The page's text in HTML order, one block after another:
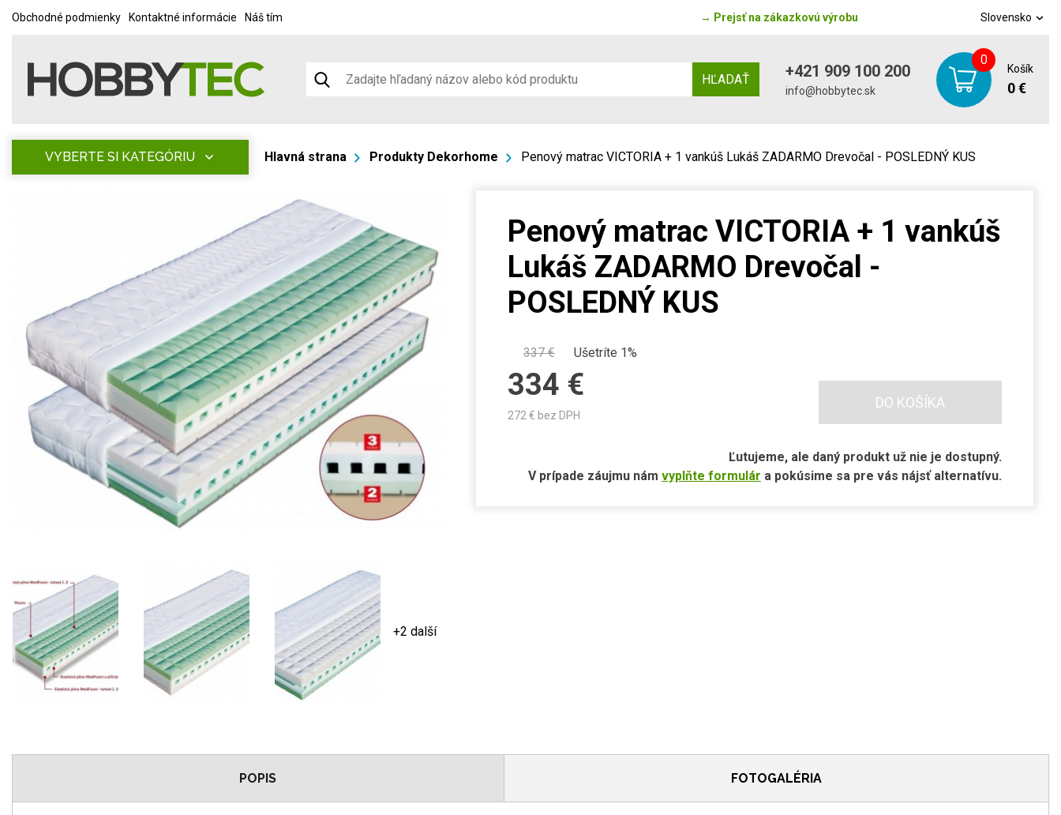
Obchodné podmienky Kontaktné informácie Náš tím → Prejsť na zákazkovú výrobu Slovensko
HĽADAŤ +421 909 100 200
info@hobbytec.sk
0
Košík
0 €
VYBERTE SI KATEGÓRIU Hlavná strana Produkty Dekorhome Penový matrac VICTORIA + 1 vankúš Lukáš ZADARMO Drevočal - POSLEDNÝ KUS
+2 další
Penový matrac VICTORIA + 1 vankúš
Lukáš ZADARMO Drevočal -
POSLEDNÝ KUS
337€ Ušetríte 1%
334 €
272 € bez DPH
DO KOŠÍKA
Ľutujeme, ale daný produkt už nie je dostupný.
V prípade záujmu nám vyplňte formulár a pokúsime sa pre vás nájsť alternatívu.
POPIS FOTOGALÉRIA